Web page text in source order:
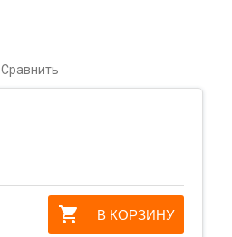
Сравнить
В КОРЗИНУ